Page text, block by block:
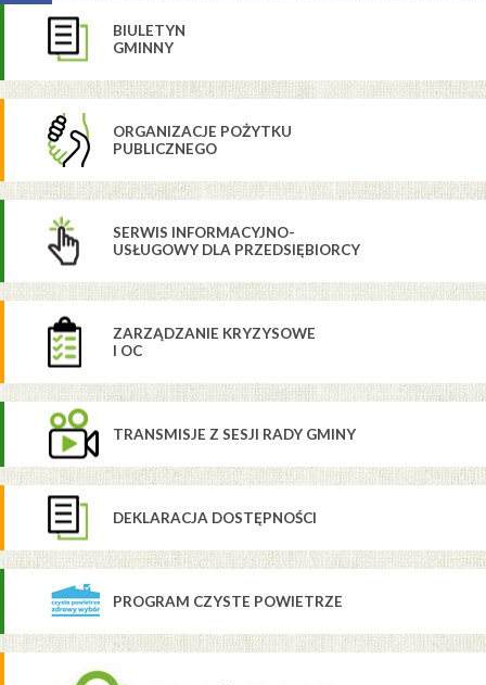
BIULETYN
GMINNY
ORGANIZACJE POŻYTKU
PUBLICZNEGO
SERWIS INFORMACYJNO-
USŁUGOWY DLA PRZEDSIĘBIORCY
ZARZĄDZANIE KRYZYSOWE
I OC
TRANSMISJE Z SESJI RADY GMINY
DEKLARACJA DOSTĘPNOŚCI
PROGRAM CZYSTE POWIETRZE